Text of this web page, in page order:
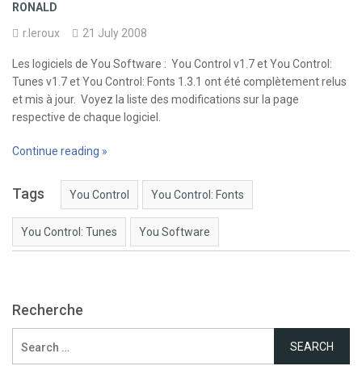
RONALD
r.leroux
21 July 2008
Les logiciels de You Software : You Control v1.7 et You Control:
Tunes v1.7 et You Control: Fonts 1.3.1 ont été complètement relus
et mis à jour. Voyez la liste des modifications sur la page
respective de chaque logiciel.
Continue reading »
Tags You Control You Control: Fonts
You Control: Tunes You Software
Recherche
for: